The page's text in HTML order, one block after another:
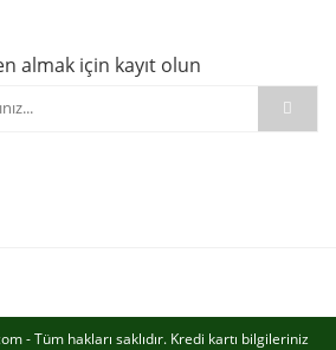
almak için kayıt olun
- Tüm hakları saklıdır. Kredi kartı bilgileriniz